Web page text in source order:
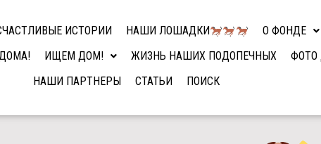
ИСТОРИИ НАШИ ЛОШАДКИ О ФОНДЕ
ИЩЕМ ДОМ! ЖИЗНЬ НАШИХ ПОДОПЕЧНЫХ
ФОТО
НАШИ ПАРТНЕРЫ
СТАТЬИ ПОИСК